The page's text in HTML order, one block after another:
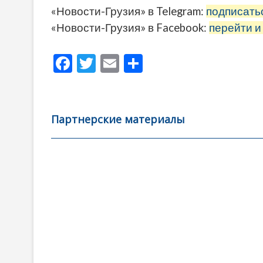
«Новости-Грузия» в Telegram:
«Новости-Грузия» в Facebook: перейти и
F
b
o
T
er
E
l
а
в
Партнерские материалы